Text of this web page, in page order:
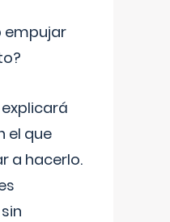
empujar
el que
a hacerlo.